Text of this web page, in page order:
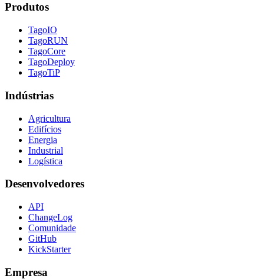
Produtos
TagoIO
TagoRUN
TagoCore
TagoDeploy
TagoTiP
Indústrias
Agricultura
Edifícios
Energia
Industrial
Logística
Desenvolvedores
API
ChangeLog
Comunidade
GitHub
KickStarter
Empresa